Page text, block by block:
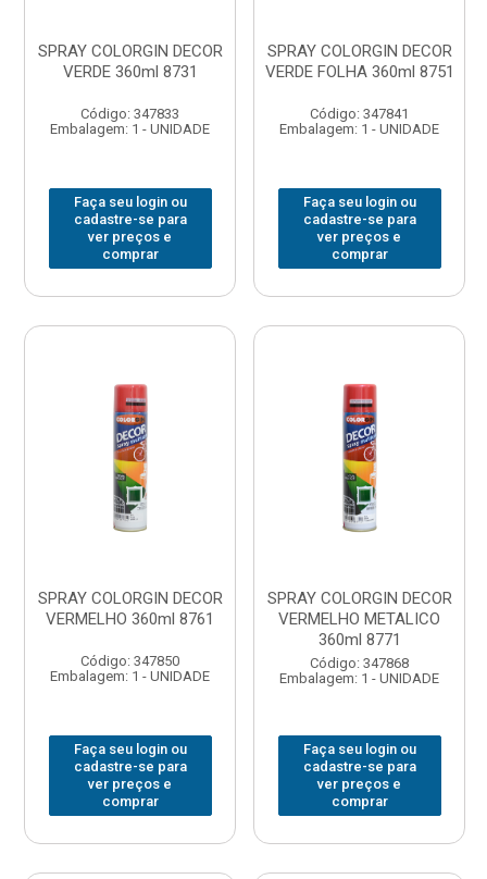
SPRAY COLORGIN DECOR
VERDE 360ml 8731
Código: 347833
Embalagem: 1 - UNIDADE
Faça seu login ou
cadastre-se para
ver preços e
comprar
SPRAY COLORGIN DECOR
VERDE FOLHA 360ml 8751
Código: 347841
Embalagem: 1 - UNIDADE
Faça seu login ou
cadastre-se para
ver preços e
comprar
SPRAY COLORGIN DECOR
VERMELHO 360ml 8761
Código: 347850
Embalagem: 1 - UNIDADE
Faça seu login ou
cadastre-se para
ver preços e
comprar
SPRAY COLORGIN DECOR
VERMELHO METALICO
360ml 8771
Código: 347868
Embalagem: 1 - UNIDADE
Faça seu login ou
cadastre-se para
ver preços e
comprar